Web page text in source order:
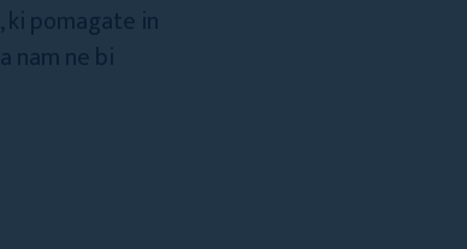
ki pomagate in
nam ne bi